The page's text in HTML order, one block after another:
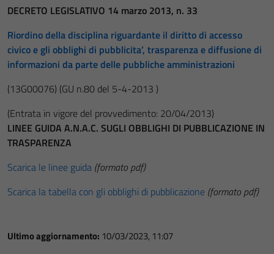
DECRETO LEGISLATIVO 14 marzo 2013, n. 33
Riordino della disciplina riguardante il diritto di accesso
civico e gli obblighi di pubblicita’, trasparenza e diffusione di
informazioni da parte delle pubbliche amministrazioni
(13G00076) (GU n.80 del 5-4-2013 )
(Entrata in vigore del provvedimento: 20/04/2013)
LINEE GUIDA A.N.A.C. SUGLI OBBLIGHI DI PUBBLICAZIONE IN
TRASPARENZA
Scarica le linee guida (formato pdf)
Scarica la tabella con gli obblighi di pubblicazione (formato pdf)
Ultimo aggiornamento: 10/03/2023, 11:07